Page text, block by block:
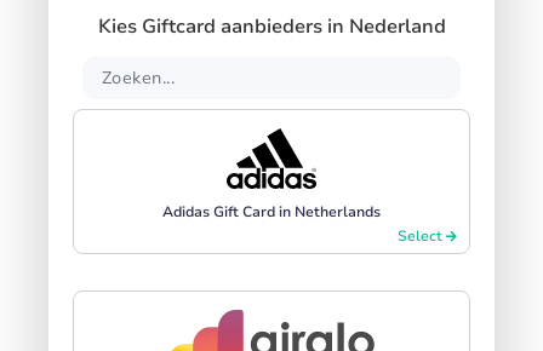
Kies Giftcard aanbieders in Nederland
Adidas Gift Card in Netherlands
Select